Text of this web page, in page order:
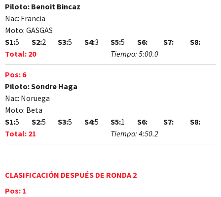
Piloto: Benoit Bincaz
Nac: Francia
Moto: GASGAS
S1:5 S2:2 S3:5 S4:3 S5:5 S6: S7:
S8:
Total: 20 Tiempo: 5:00.0
Pos: 6
Piloto:Sondre Haga
Nac: Noruega
Moto: Beta
S1:5 S2:5 S3:5 S4:5 S5:1 S6: S7:
S8:
Total: 21 Tiempo: 4:50.2
CLASIFICACIÓN DESPUÉS DE RONDA 2
Pos: 1